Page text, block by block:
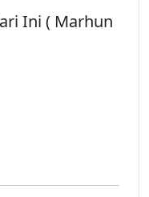
Ini ( Marhun